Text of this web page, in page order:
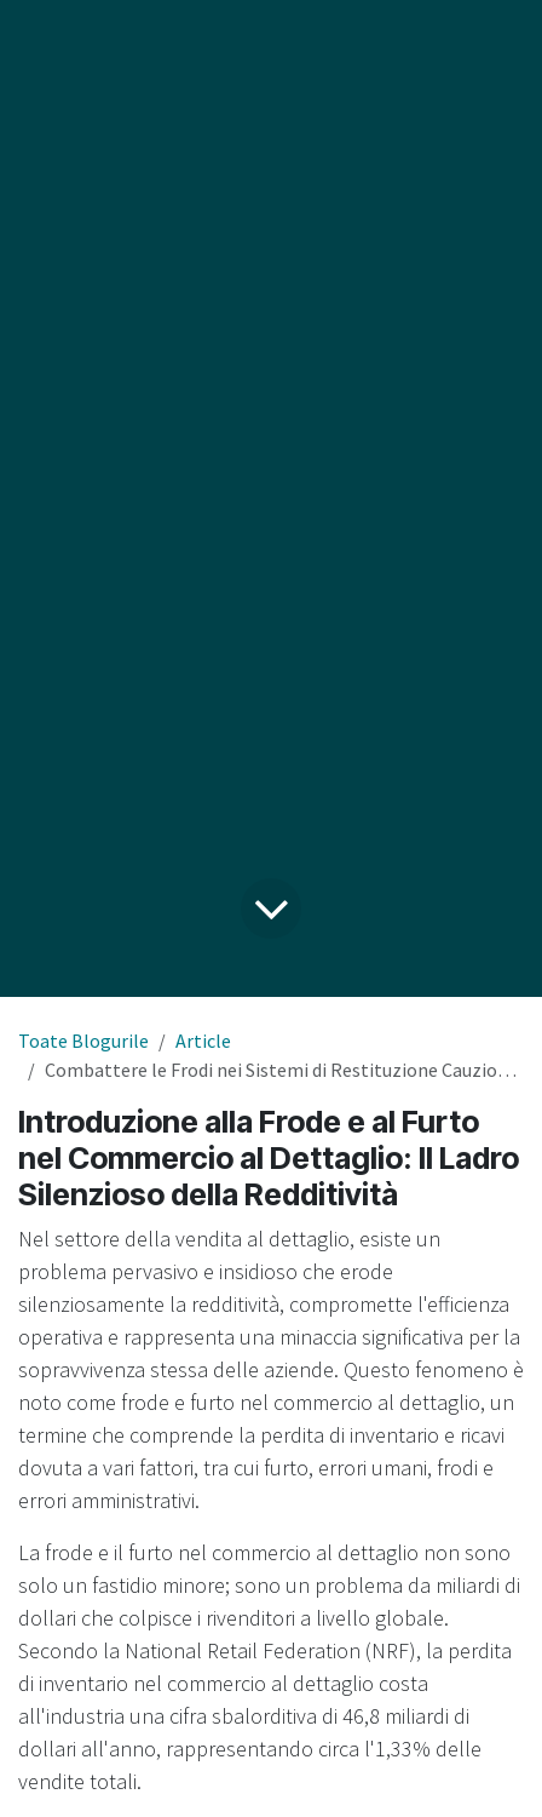
Toate Blogurile
Article
Combattere le Frodi nei Sistemi di Restituzione Cauzionale: Il Ruolo della Tecnologia Avanzata nelle Reverse Vending Machines
Introduzione alla Frode e al Furto
nel Commercio al Dettaglio: Il Ladro
Silenzioso della Redditività
Nel settore della vendita al dettaglio, esiste un
problema pervasivo e insidioso che erode
silenziosamente la redditività, compromette l'efficienza
operativa e rappresenta una minaccia significativa per la
sopravvivenza stessa delle aziende. Questo fenomeno è
noto come frode e furto nel commercio al dettaglio, un
termine che comprende la perdita di inventario e ricavi
dovuta a vari fattori, tra cui furto, errori umani, frodi e
errori amministrativi.
La frode e il furto nel commercio al dettaglio non sono
solo un fastidio minore; sono un problema da miliardi di
dollari che colpisce i rivenditori a livello globale.
Secondo la National Retail Federation (NRF), la perdita
di inventario nel commercio al dettaglio costa
all'industria una cifra sbalorditiva di 46,8 miliardi di
dollari all'anno, rappresentando circa l'1,33% delle
vendite totali.